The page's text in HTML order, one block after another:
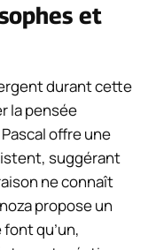
et
durant cette
la pensée
offre une
suggérant
ne connaît
propose un
qu’un,